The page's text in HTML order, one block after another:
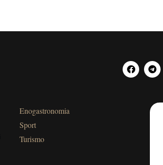
Enogastronomia
Sport
Turismo